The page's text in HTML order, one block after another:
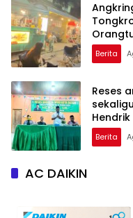
Berita
Reses
Patam
Sarana
Berita
AC DAIKIN